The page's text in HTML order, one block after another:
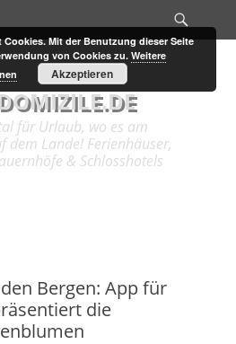
für Urlaub, wo es am
dem Lande! Ferienhäuser,
& Schlosshotels
Bergen: App für
die
Cookies. Mit der Benutzung dieser Seite
von Cookies zu.Weitere
Akzeptieren